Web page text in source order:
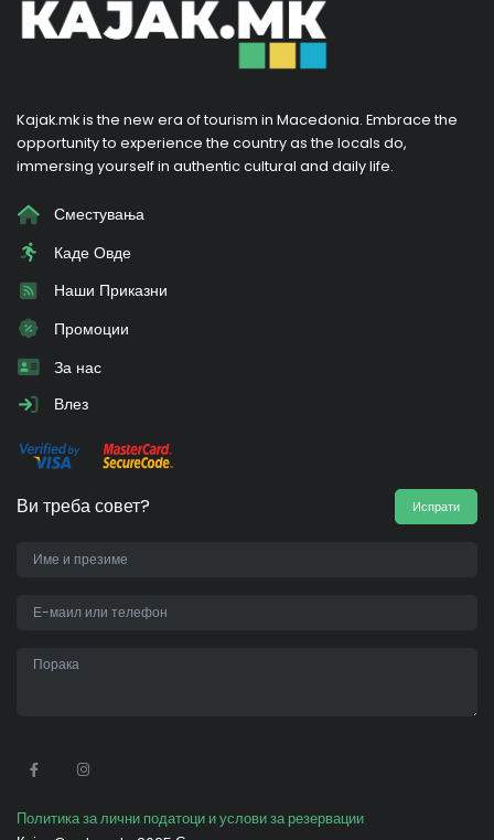
Kajak.mk is the new era of tourism in Macedonia. Embrace the
opportunity to experience the country as the locals do,
immersing yourself in authentic cultural and daily life.
Сместувања
Каде Овде
Наши Приказни
Промоции
За нас
Влез
Ви треба совет? Испрати
Политика за лични податоци и услови за резервации